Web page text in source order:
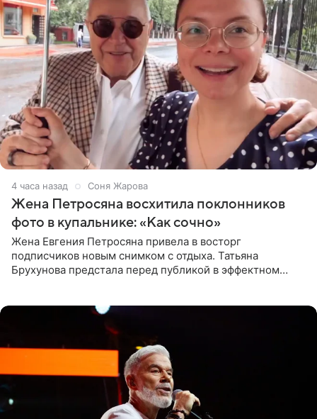
4 часа назад Соня Жарова
Жена Петросяна восхитила поклонников
фото в купальнике: «Как сочно»
Жена Евгения Петросяна привела в восторг
подписчиков новым снимком с отдыха. Татьяна
Брухунова предстала перед публикой в эффектном